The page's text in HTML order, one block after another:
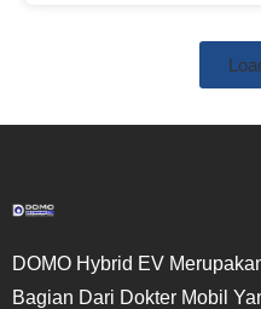
DOMO Hybrid EV
Bagian Dari Dokter Mobil